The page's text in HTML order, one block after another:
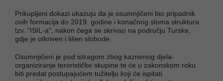
Prikupljeni dokazi ukazuju da je osumnjičeni bio pripadnik
ovih formacija do 2019. godine i konačnog sloma struktura
tzv. "ISIL-a", nakon čega se skrivao na području Turske,
gdje je otkriven i lišen slobode.
Osumnjičeni je pod istragom zbog kaznenog djela-
organiziranje terorističke skupine te će u zakonskom roku
biti predat postupajućem tužitelju koji će ispitati